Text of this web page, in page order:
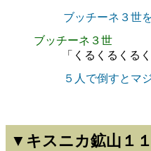
ブッチーネ３世
ブッチーネ３世
「くるくるくる
５人で倒すとマ
▼キスニカ鉱山１